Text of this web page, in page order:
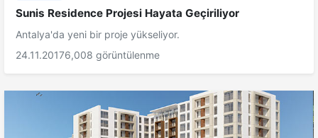
Sunis Residence Projesi Hayata Geçiriliyor
Antalya'da yeni bir proje yükseliyor.
24.11.20176,008 görüntülenme